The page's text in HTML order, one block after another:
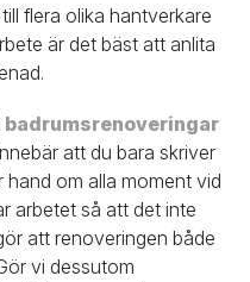
flera olika hantverkare
är det bäst att anlita
att du bara skriver
om alla moment vid
arbetet så att det inte
att renoveringen både
vi dessutom